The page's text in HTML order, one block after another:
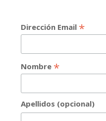
Dirección Email *
Nombre *
Apellidos (opcional)